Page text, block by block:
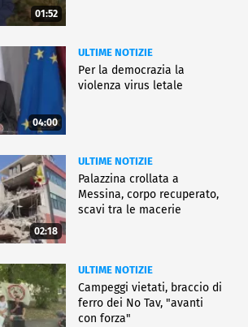
01:52
04:00
ULTIME NOTIZIE
Per la democrazia la
violenza virus letale
02:18
ULTIME NOTIZIE
Palazzina crollata a
Messina, corpo recuperato,
scavi tra le macerie
ULTIME NOTIZIE
Campeggi vietati, braccio di
ferro dei No Tav, "avanti
con forza"